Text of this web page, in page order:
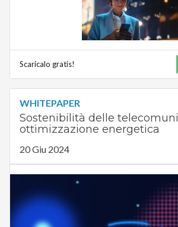
Scaricalo gratis!
WHITEPAPER
Sostenibilità delle
ottimizzazione energetica
20 Giu 2024